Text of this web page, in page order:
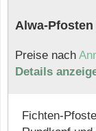
Alwa-
Preise nach
Details
Fichten-